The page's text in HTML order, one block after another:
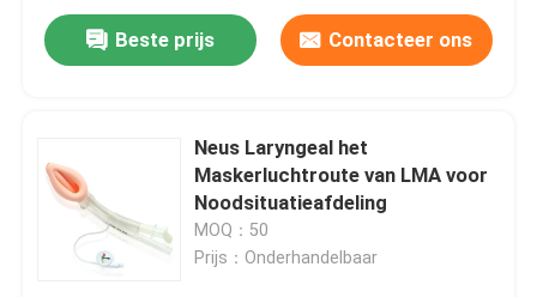
Beste prijs Contacteer ons
Neus Laryngeal het
Maskerluchtroute van LMA voor
Noodsituatieafdeling
MOQ：50
Prijs：Onderhandelbaar